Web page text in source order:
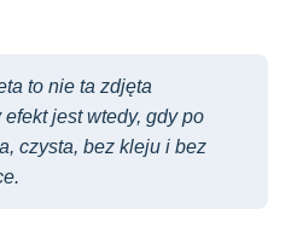
to nie ta zdjęta
jest wtedy, gdy po
czysta, bez kleju i bez